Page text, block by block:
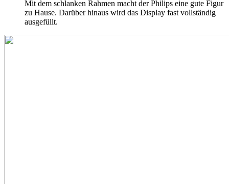
Mit dem schlanken Rahmen macht der Philips eine gute Figur
zu Hause. Darüber hinaus wird das Display fast vollständig
ausgefüllt.